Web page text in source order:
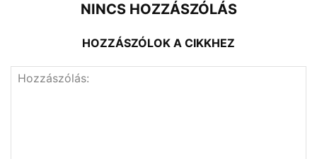
NINCS HOZZÁSZÓLÁS
HOZZÁSZÓLOK A CIKKHEZ